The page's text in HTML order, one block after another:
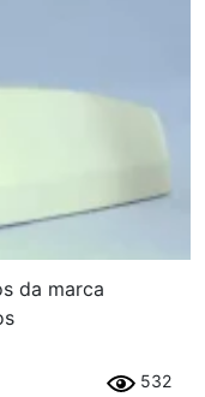
da marca
532